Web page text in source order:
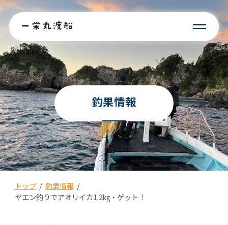
釣果情報
トップ/ 釣果情報 /
ヤエン釣りでアオリイカ1.2㎏・ゲット！